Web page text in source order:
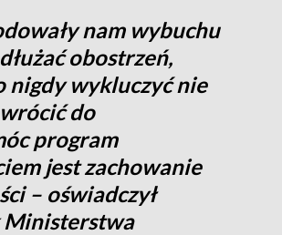
nam wybuchu
obostrzeń,
nigdy wykluczyć nie
do
program
jest zachowanie
– oświadczył
Ministerstwa